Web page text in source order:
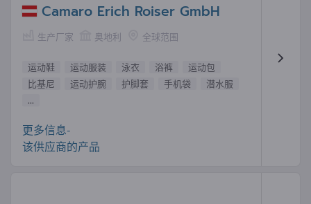
Camaro Erich Roiser GmbH
生产厂家 奥地利 全球范围
运动鞋 运动服装 泳衣 浴裤
运动包
比基尼
运动护腕 护脚套 手机袋
潜水服
...
更多信息-
该供应商的产品